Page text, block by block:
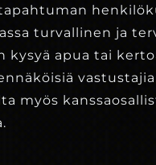
turvallinen ja
apua tai
myös